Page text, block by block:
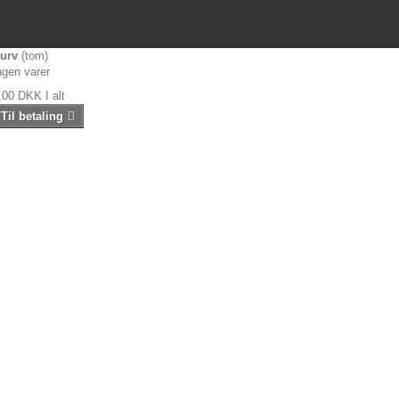
(tom)
varer
DKK
I alt
Til betaling